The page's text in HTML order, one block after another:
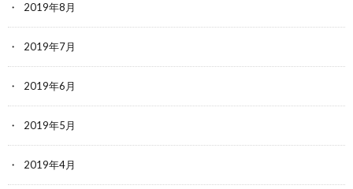
2019年8月
2019年7月
2019年6月
2019年5月
2019年4月